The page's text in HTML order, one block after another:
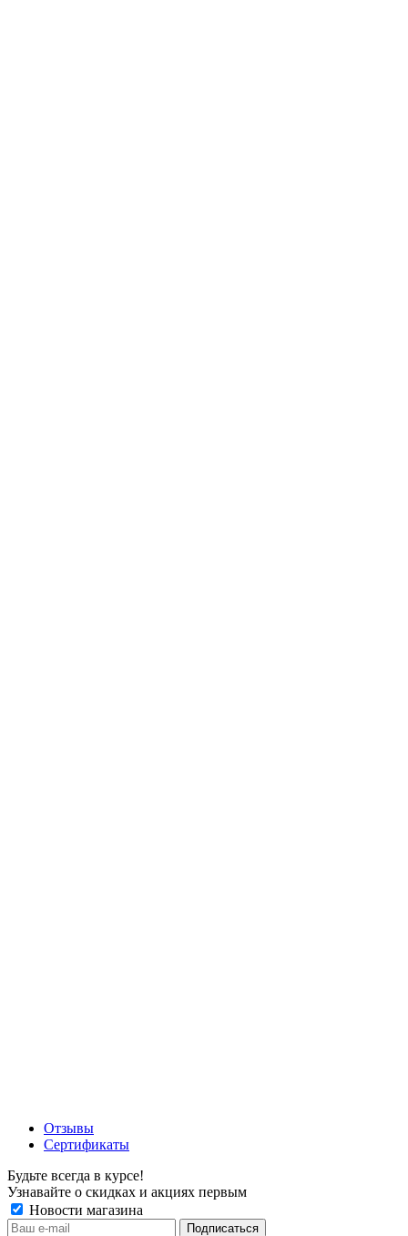
Отзывы
Сертификаты
Будьте всегда в курсе!
Узнавайте о скидках и акциях первым
Новости магазина